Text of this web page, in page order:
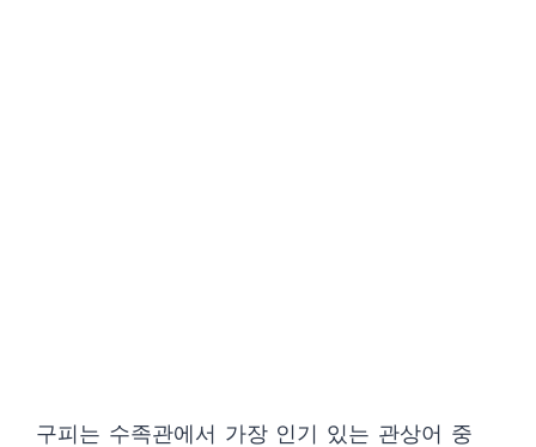
구피는 수족관에서 가장 인기 있는 관상어 중